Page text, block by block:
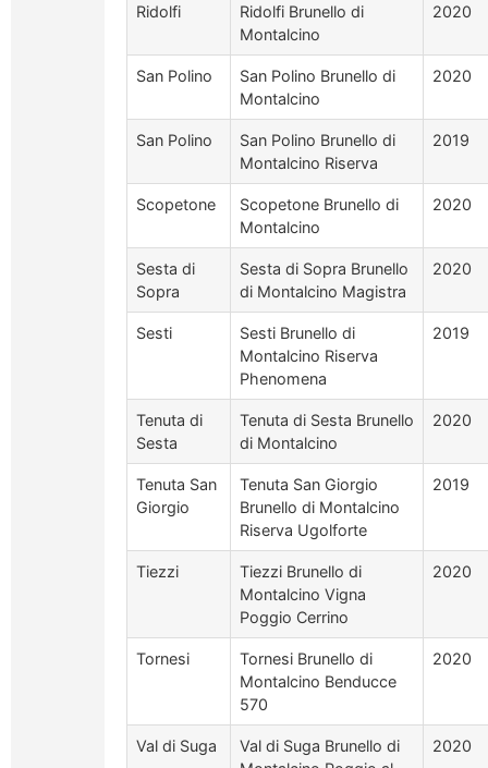
Ridolfi
Ridolfi Brunello di
Montalcino
2020
San Polino
San Polino Brunello di
Montalcino
2020
San Polino
San Polino Brunello di
Montalcino Riserva
2019
Scopetone
Scopetone Brunello di
Montalcino
2020
Sesta di
Sopra
Sesta di Sopra Brunello
di Montalcino Magistra
2020
Sesti
Sesti Brunello di
Montalcino Riserva
Phenomena
2019
Tenuta di
Sesta
Tenuta di Sesta Brunello
di Montalcino
2020
Tenuta San
Giorgio
Tenuta San Giorgio
Brunello di Montalcino
Riserva Ugolforte
2019
Tiezzi
Tiezzi Brunello di
Montalcino Vigna
Poggio Cerrino
2020
Tornesi
Tornesi Brunello di
Montalcino Benducce
570
2020
Val di Suga
Val di Suga Brunello di
2020